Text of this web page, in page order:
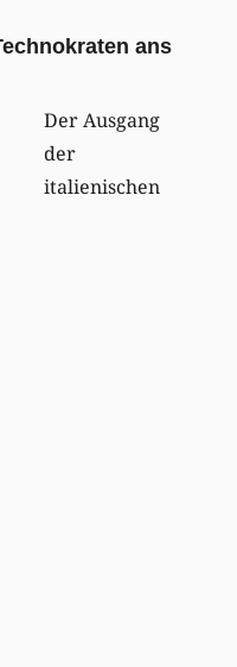
ans
Der Ausgang
der
italienischen